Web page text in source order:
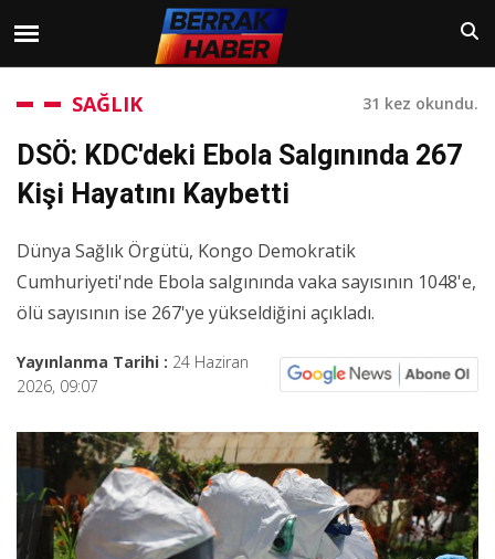
SAĞLIK 31 kez okundu.
DSÖ: KDC'deki Ebola Salgınında 267
Kişi Hayatını Kaybetti
Dünya Sağlık Örgütü, Kongo Demokratik
Cumhuriyeti'nde Ebola salgınında vaka sayısının 1048'e,
ölü sayısının ise 267'ye yükseldiğini açıkladı.
Yayınlanma Tarihi : 24 Haziran
2026, 09:07